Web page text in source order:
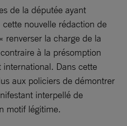
de la députée ayant
cette nouvelle rédaction de
renverser la charge de la
à la présomption
international. Dans cette
aux policiers de démontrer
interpellé de
motif légitime.